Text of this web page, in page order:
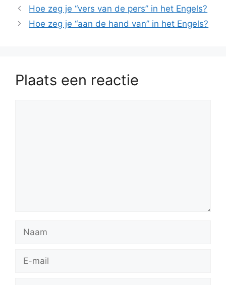
Hoe zeg je “vers van de pers” in het Engels?
Hoe zeg je “aan de hand van” in het Engels?
Plaats een reactie
mail